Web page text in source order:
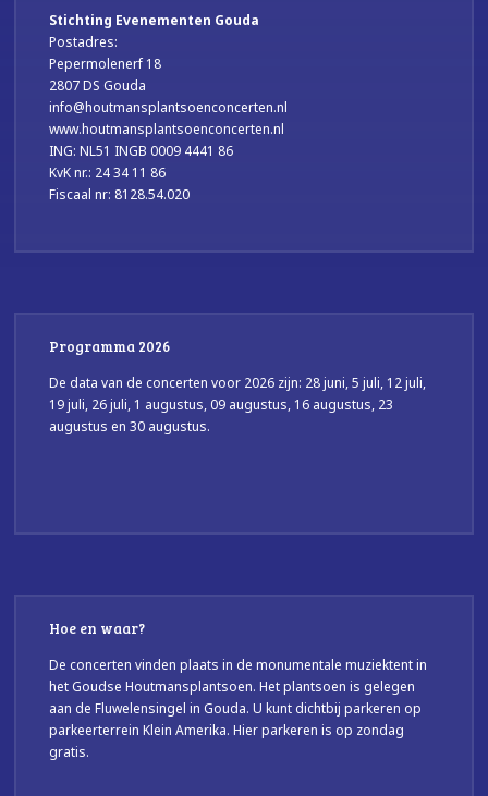
Stichting Evenementen Gouda
Postadres:
Pepermolenerf 18
2807 DS Gouda
info@houtmansplantsoenconcerten.nl
www.houtmansplantsoenconcerten.nl
ING: NL51 INGB 0009 4441 86
KvK nr.: 24 34 11 86
Fiscaal nr: 8128.54.020
Programma 2026
De data van de concerten voor 2026 zijn: 28 juni, 5 juli, 12 juli,
19 juli, 26 juli, 1 augustus, 09 augustus, 16 augustus, 23
augustus en 30 augustus.
Hoe en waar?
De concerten vinden plaats in de monumentale muziektent in
het Goudse Houtmansplantsoen. Het plantsoen is gelegen
aan de Fluwelensingel in Gouda. U kunt dichtbij parkeren op
parkeerterrein Klein Amerika. Hier parkeren is op zondag
gratis.